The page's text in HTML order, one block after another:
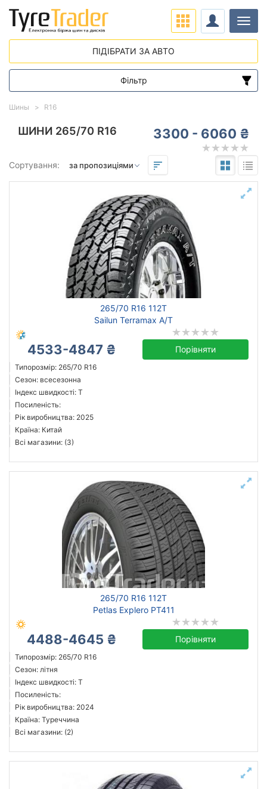
ШИНИ 265/70 R16 3300 - 6060 ₴
Сортування:
265/70 R16 112T
Sailun Terramax A/T
4533-4847 ₴ Порівняти
Типорозмір: 265/70 R16
Сезон: всесезонна
Індекс швидкості: T
Посиленість:
Рік виробництва: 2025
Країна: Китай
Всі магазини: (3)
265/70 R16 112T
Petlas Explero PT411
4488-4645 ₴ Порівняти
Типорозмір: 265/70 R16
Сезон: літня
Індекс швидкості: T
Посиленість:
Рік виробництва: 2024
Країна: Туреччина
Всі магазини: (2)
Шины R16
ПІДІБРАТИ ЗА АВТО
Фільтр
Діапазон цін
від
Підбір за параметрами
265
Triangle
Hankook
Sailun
Goodyear
Bridgestone
Pirelli
Всі бренди
Рік виробництва
Країна виробництва
Підібрати